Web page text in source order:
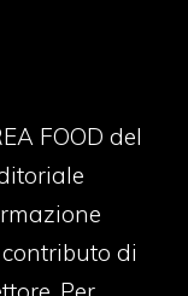
FOOD del
di